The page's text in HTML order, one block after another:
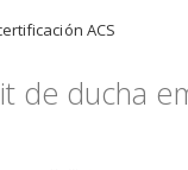
ACS
de ducha